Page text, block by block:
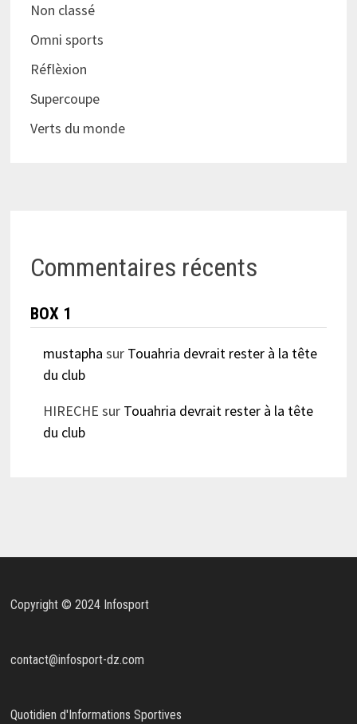
Non classé
Omni sports
Réflèxion
Supercoupe
Verts du monde
Commentaires récents
BOX 1
mustapha sur Touahria devrait rester à la tête
du club
HIRECHE sur Touahria devrait rester à la tête
du club
Copyright © 2024 Infosport
contact@infosport-dz.com
Quotidien d'Informations Sportives